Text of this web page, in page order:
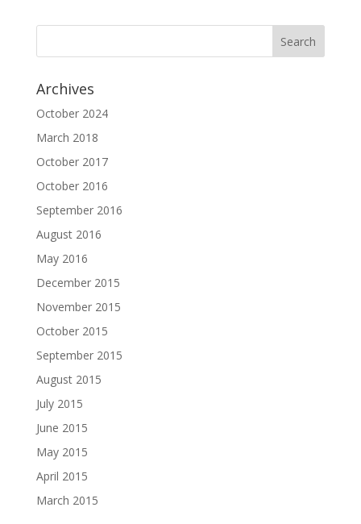
Archives
October 2024
March 2018
October 2017
October 2016
September 2016
August 2016
May 2016
December 2015
November 2015
October 2015
September 2015
August 2015
July 2015
June 2015
May 2015
April 2015
March 2015